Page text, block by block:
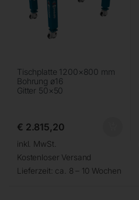
Tischplatte 1200×800 mm
Bohrung ø16
Gitter 50×50
€ 2.815,20
inkl. MwSt.
Kostenloser Versand
Lieferzeit: ca. 8 – 10 Wochen